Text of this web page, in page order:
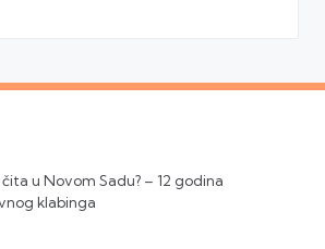
u Novom Sadu? – 12 godina
klabinga